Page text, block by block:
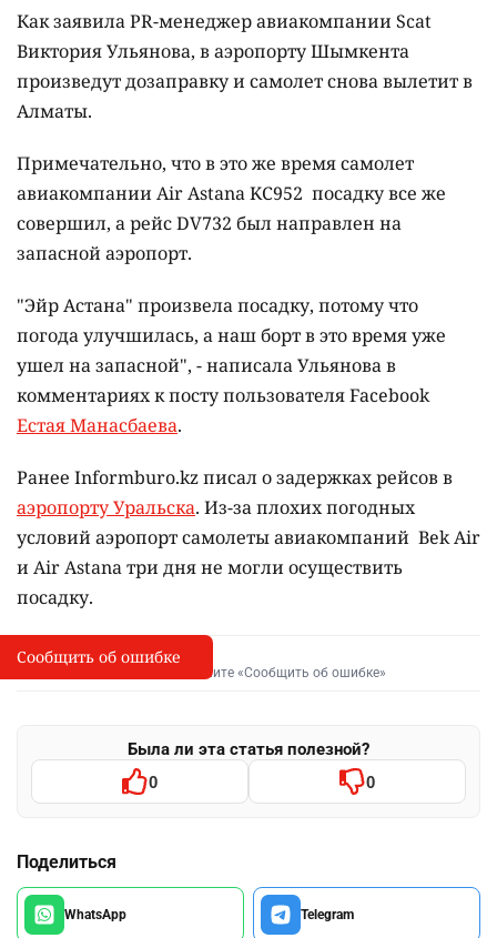
Как заявила PR-менеджер авиакомпании Scat
Виктория Ульянова, в аэропорту Шымкента
произведут дозаправку и самолет снова вылетит в
Алматы.
Примечательно, что в это же время самолет
авиакомпании Air Astana KC952 посадку все же
совершил, а рейс DV732 был направлен на
запасной аэропорт.
"Эйр Астана" произвела посадку, потому что
погода улучшилась, а наш борт в это время уже
ушел на запасной", - написала Ульянова в
комментариях к посту пользователя Fаcebook
Естая Манасбаева.
Ранее Informburo.kz писал о задержках рейсов в
аэропорту Уральска. Из-за плохих погодных
условий аэропорт самолеты авиакомпаний Bek Air
и Air Astana три дня не могли осуществить
посадку.
I
Сообщить об опечатке
Выделите фрагмент и нажмите «Сообщить об ошибке»
Была ли эта статья полезной?
0 0
Поделиться
WhatsApp Telegram
Сообщить об ошибке